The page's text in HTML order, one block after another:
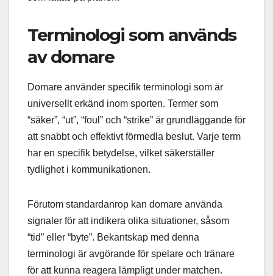
Terminologi som används
av domare
Domare använder specifik terminologi som är
universellt erkänd inom sporten. Termer som
“säker”, “ut”, “foul” och “strike” är grundläggande för
att snabbt och effektivt förmedla beslut. Varje term
har en specifik betydelse, vilket säkerställer
tydlighet i kommunikationen.
Förutom standardanrop kan domare använda
signaler för att indikera olika situationer, såsom
“tid” eller “byte”. Bekantskap med denna
terminologi är avgörande för spelare och tränare
för att kunna reagera lämpligt under matchen.